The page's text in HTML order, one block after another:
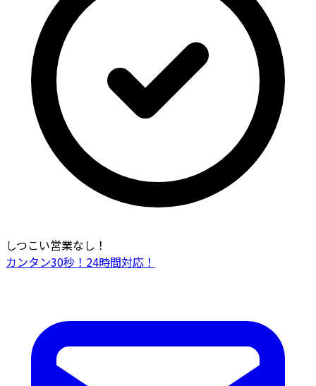
しつこい営業なし！
カンタン30秒！24時間対応！